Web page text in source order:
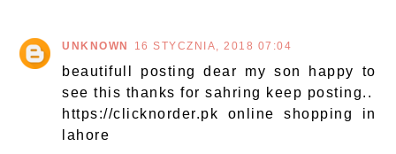
UNKNOWN 16 STYCZNIA, 2018 07:04
beautifull posting dear my son happy to
see this thanks for sahring keep posting..
https://clicknorder.pk online shopping in
lahore